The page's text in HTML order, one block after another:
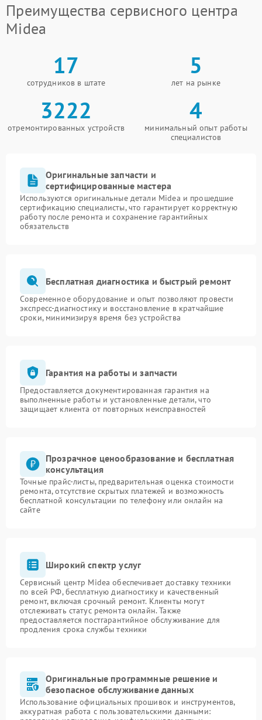
Преимущества сервисного центра
Midea
17
сотрудников в штате
5
лет на рынке
3222
отремонтированных устройств
4
минимальный опыт работы
специалистов
Оригинальные запчасти и
сертифицированные мастера
Используются оригинальные детали Midea и прошедшие
сертификацию специалисты, что гарантирует корректную
работу после ремонта и сохранение гарантийных
обязательств
Бесплатная диагностика и быстрый ремонт
Современное оборудование и опыт позволяют провести
экспресс-диагностику и восстановление в кратчайшие
сроки, минимизируя время без устройства
Гарантия на работы и запчасти
Предоставляется документированная гарантия на
выполненные работы и установленные детали, что
защищает клиента от повторных неисправностей
Прозрачное ценообразование и бесплатная
консультация
Точные прайс-листы, предварительная оценка стоимости
ремонта, отсутствие скрытых платежей и возможность
бесплатной консультации по телефону или онлайн на
сайте
Широкий спектр услуг
Сервисный центр Midea обеспечивает доставку техники
по всей РФ, бесплатную диагностику и качественный
ремонт, включая срочный ремонт. Клиенты могут
отслеживать статус ремонта онлайн. Также
предоставляется постгарантийное обслуживание для
продления срока службы техники
Оригинальные программные решение и
безопасное обслуживание данных
Использование официальных прошивок и инструментов,
аккуратная работа с пользовательскими данными: